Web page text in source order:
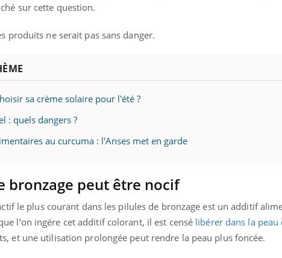
sur cette question.
produits ne serait pas sans danger.
sa crème solaire pour l'été ?
: quels dangers ?
au curcuma : l'Anses met en garde
bronzage peut être nocif
le plus courant dans les pilules de bronzage est un additif
l’on ingére cet additif colorant, il est censé libérer dans la peau
et une utilisation prolongée peut rendre la peau plus foncée.